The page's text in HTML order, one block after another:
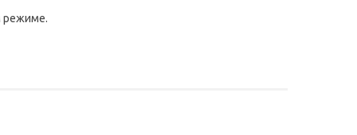
режиме.